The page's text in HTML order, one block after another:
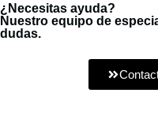
¿Necesitas ayuda?
Nuestro equipo de
dudas.